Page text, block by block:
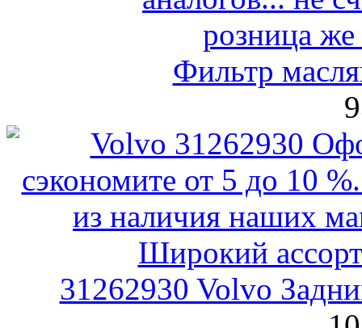
Фильтр
31262930 Volvo